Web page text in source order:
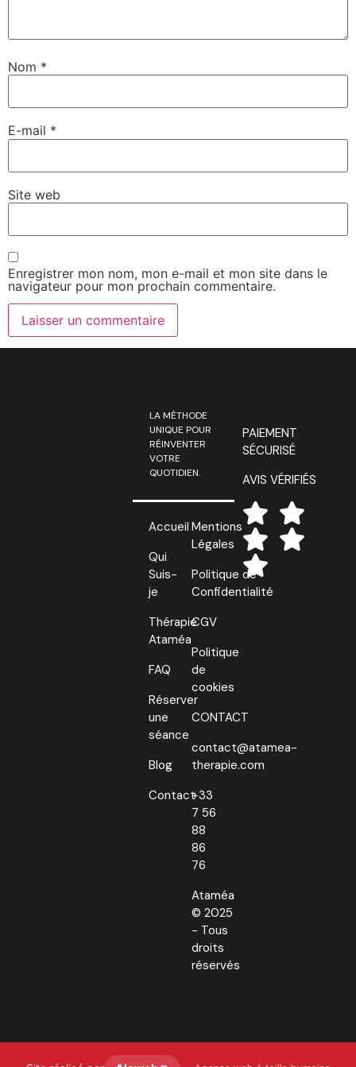
Nom *
E-mail *
Site web
Enregistrer mon nom, mon e-mail et mon site dans le
navigateur pour mon prochain commentaire.
LA MÉTHODE
UNIQUE POUR
RÉINVENTER
VOTRE
QUOTIDIEN.
Accueil
Qui
Suis-
je
Thérapie
Ataméa
FAQ
Réserver
une
séance
Blog
Contact
Mentions
Légales
Politique de
Confidentialité
CGV
Politique
de
cookies
CONTACT
contact@atamea-
therapie.com
+33
7 56
88
86
76
Ataméa
© 2025
- Tous
droits
réservés
PAIEMENT
SÉCURISÉ
AVIS VÉRIFIÉS